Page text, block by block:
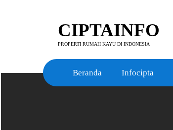
CIPTAINFO
PROPERTI RUMAH KAYU DI INDONESIA
Beranda Infocipta